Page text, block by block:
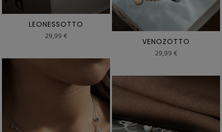
LEONESSOTTO
29,99 € VENOZOTTO
29,99 €